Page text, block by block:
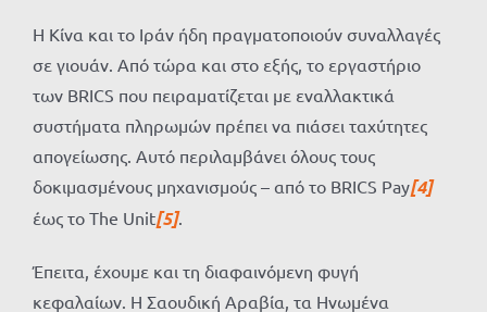
Η Κίνα και το Ιράν ήδη πραγματοποιούν συναλλαγές
σε γιουάν. Από τώρα και στο εξής, το εργαστήριο
των BRICS που πειραματίζεται με εναλλακτικά
συστήματα πληρωμών πρέπει να πιάσει ταχύτητες
απογείωσης. Αυτό περιλαμβάνει όλους τους
δοκιμασμένους μηχανισμούς – από το BRICS Pay[4]
έως το The Unit[5].
Έπειτα, έχουμε και τη διαφαινόμενη φυγή
κεφαλαίων. Η Σαουδική Αραβία, τα Ηνωμένα